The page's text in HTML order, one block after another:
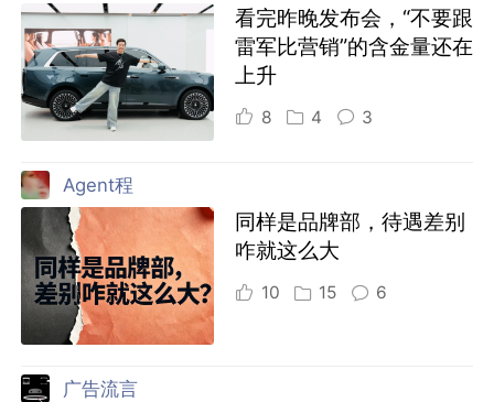
看完昨晚发布会，“不要跟
雷军比营销”的含金量还在
上升
8 4 3
Agent程
同样是品牌部，待遇差别
咋就这么大
10 15 6
广告流言